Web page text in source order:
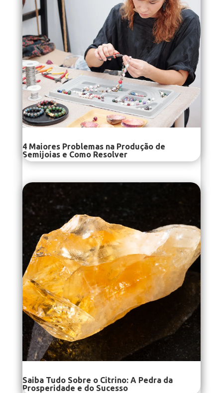
4 Maiores Problemas na Produção de
Semijoias e Como Resolver
Saiba Tudo Sobre o Citrino: A Pedra da
Prosperidade e do Sucesso